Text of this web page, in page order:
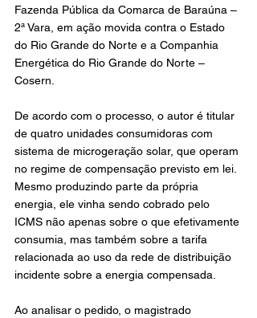
Fazenda Pública da Comarca de Baraúna –
2ª Vara, em ação movida contra o Estado
do Rio Grande do Norte e a Companhia
Energética do Rio Grande do Norte –
Cosern.
De acordo com o processo, o autor é titular
de quatro unidades consumidoras com
sistema de microgeração solar, que operam
no regime de compensação previsto em lei.
Mesmo produzindo parte da própria
energia, ele vinha sendo cobrado pelo
ICMS não apenas sobre o que efetivamente
consumia, mas também sobre a tarifa
relacionada ao uso da rede de distribuição
incidente sobre a energia compensada.
Ao analisar o pedido, o magistrado